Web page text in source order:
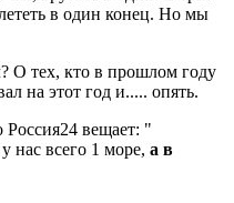
в один конец. Но мы
О тех, кто в прошлом году
на этот год и..... опять.
Россия24 вещает: "
нас всего 1 море, а в